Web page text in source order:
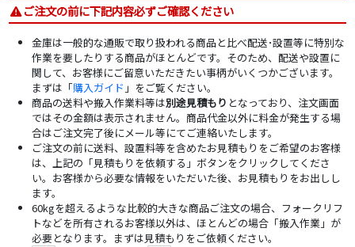
ご注文の前に下記内容必ずご確認ください
金庫は一般的な通販で取り扱われる商品と比べ配送･設置等に特別な
作業を要したりする商品がほとんどです。そのため、配送や設置に
関して、お客様にご留意いただきたい事柄がいくつかございます。
まずは「購入ガイド 」をご覧ください。
商品の送料や搬入作業料等は別途見積もり となっており、注文画面
ではその金額は表示されません。商品代金以外に料金が発生する場
合はご注文完了後にメール等にてご連絡いたします。
ご注文の前に送料、設置料等を含めたお見積もりをご希望のお客様
は、上記の「見積もりを依頼する」ボタンをクリックしてくださ
い。お客様から必要な情報をいただいた後、お見積もりをお出しし
ます。
60kgを超えるような比較的大きな商品ご注文の場合、フォークリフ
トなどを所有されるお客様以外は、ほとんどの場合「搬入作業」が
必要となります。まずは見積もりをご依頼ください。